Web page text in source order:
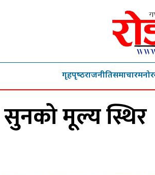
गृहपृष्‍ठराजनीतिसमाचार
सुनको मूल्य स्थिर